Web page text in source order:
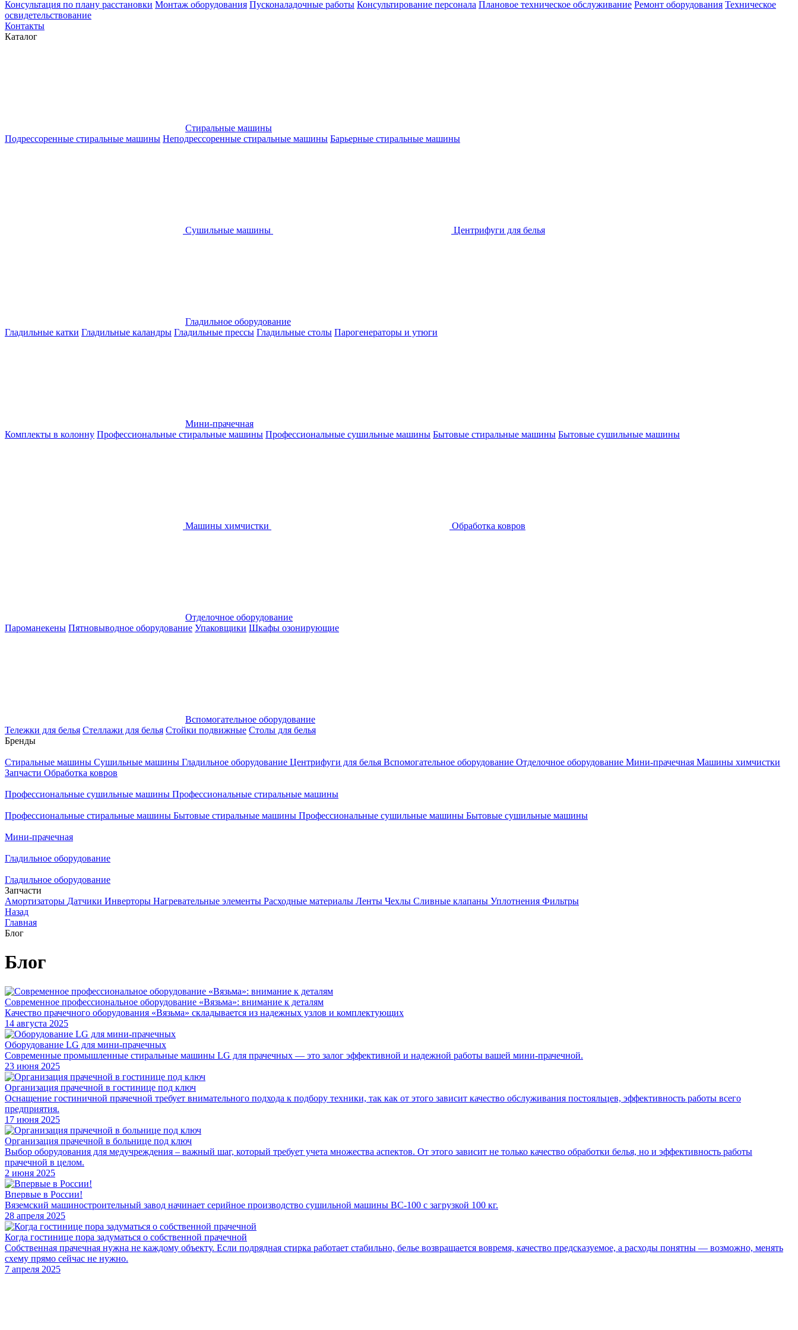
Конcультация по плану расстановки Монтаж оборудования Пусконаладочные работы Консультирование персонала Плановое техническое обслуживание Ремонт оборудования Техническое
освидетельствование
Контакты
Каталог
Стиральные машины
Подрессоренные стиральные машины Неподрессоренные стиральные машины Барьерные стиральные машины
Сушильные машины Центрифуги для белья
Гладильное оборудование
Гладильные катки Гладильные каландры Гладильные прессы Гладильные столы Парогенераторы и утюги
Мини-прачечная
Комплекты в колонну Профессиональные стиральные машины Профессиональные сушильные машины Бытовые стиральные машины Бытовые сушильные машины
Машины химчистки Обработка ковров
Отделочное оборудование
Пароманекены Пятновыводное оборудование Упаковщики Шкафы озонирующие
Вспомогательное оборудование
Тележки для белья Стеллажи для белья Стойки подвижные Столы для белья
Бренды
Стиральные машины Сушильные машины Гладильное оборудование Центрифуги для белья Вспомогательное оборудование Отделочное оборудование Мини-прачечная Машины химчистки
Запчасти Обработка ковров
Профессиональные сушильные машины Профессиональные стиральные машины
Профессиональные стиральные машины Бытовые стиральные машины Профессиональные сушильные машины Бытовые сушильные машины
Мини-прачечная
Гладильное оборудование
Гладильное оборудование
Запчасти
Амортизаторы Датчики Инверторы Нагревательные элементы Расходные материалы Ленты Чехлы Сливные клапаны Уплотнения Фильтры
Назад
Главная
Блог
Блог
Современное профессиональное оборудование «Вязьма»: внимание к деталям
Качество прачечного оборудования «Вязьма» складывается из надежных узлов и комплектующих
14 августа 2025
Оборудование LG для мини-прачечных
Современные промышленные стиральные машины LG для прачечных — это залог эффективной и надежной работы вашей мини-прачечной.
23 июня 2025
Организация прачечной в гостинице под ключ
Оснащение гостиничной прачечной требует внимательного подхода к подбору техники, так как от этого зависит качество обслуживания постояльцев, эффективность работы всего
предприятия.
17 июня 2025
Организация прачечной в больнице под ключ
Выбор оборудования для медучреждения – важный шаг, который требует учета множества аспектов. От этого зависит не только качество обработки белья, но и эффективность работы
прачечной в целом.
2 июня 2025
Впервые в России!
Вяземский машиностроительный завод начинает серийное производство сушильной машины ВС-100 с загрузкой 100 кг.
28 апреля 2025
Когда гостинице пора задуматься о собственной прачечной
Собственная прачечная нужна не каждому объекту. Если подрядная стирка работает стабильно, белье возвращается вовремя, качество предсказуемое, а расходы понятны — возможно, менять
схему прямо сейчас не нужно.
7 апреля 2025